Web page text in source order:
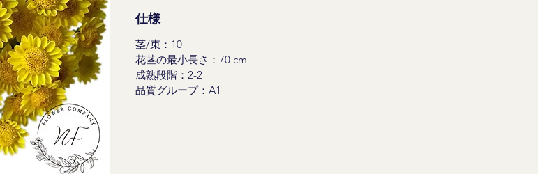
仕様
茎/束：10
花茎の最小長さ：70 cm
成熟段階：2-2
品質グループ：A1